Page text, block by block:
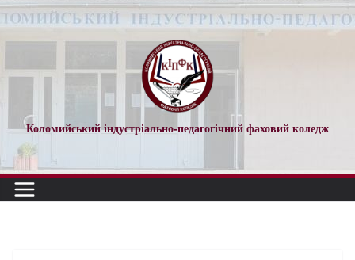
Коломийський індустріально-педагогічний фаховий коледж